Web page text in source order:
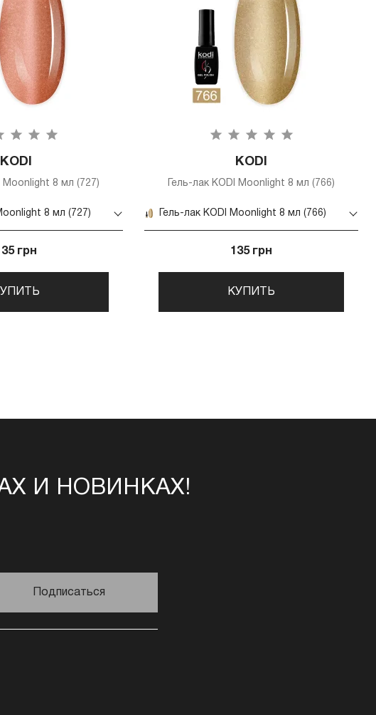
KODI
Moonlight 8 мл (727)
8 мл (727)
грн
KODI
Гель-лак KODI Moonlight 8 мл (766)
Гель-лак KODI Moonlight 8 мл (766)
135 грн
КУПИТЬ
И НОВИНКАХ!
Подписаться